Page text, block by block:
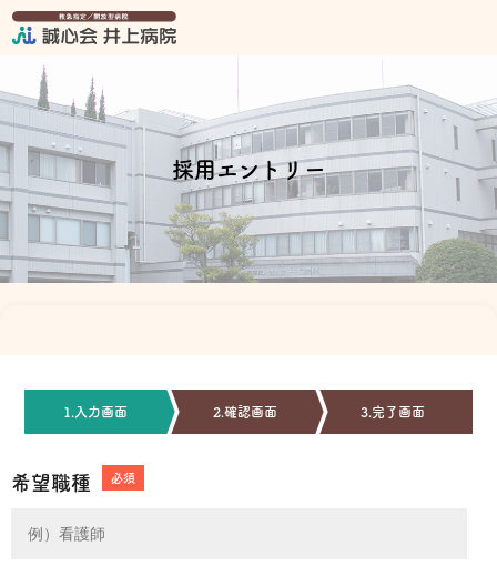
採用エントリー
1.入力画面 2.確認画面 3.完了画面
希望職種 必須